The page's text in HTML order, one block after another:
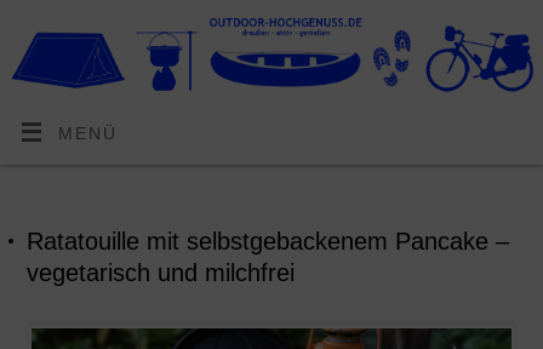
MENÜ
Ratatouille mit selbstgebackenem Pancake –
vegetarisch und milchfrei